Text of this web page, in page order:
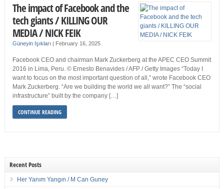
The impact of Facebook and the
tech giants / KILLING OUR
MEDIA / NICK FEIK
Güneyin Işıkları | February 16, 2025
Facebook CEO and chairman Mark Zuckerberg at the APEC CEO Summit
2016 in Lima, Peru. © Ernesto Benavides / AFP / Getty Images “Today I
want to focus on the most important question of all,” wrote Facebook CEO
Mark Zuckerberg. “Are we building the world we all want?” The “social
infrastructure” built by the company […]
CONTINUE READING
Recent Posts
Her Yanım Yangın / M Can Guney